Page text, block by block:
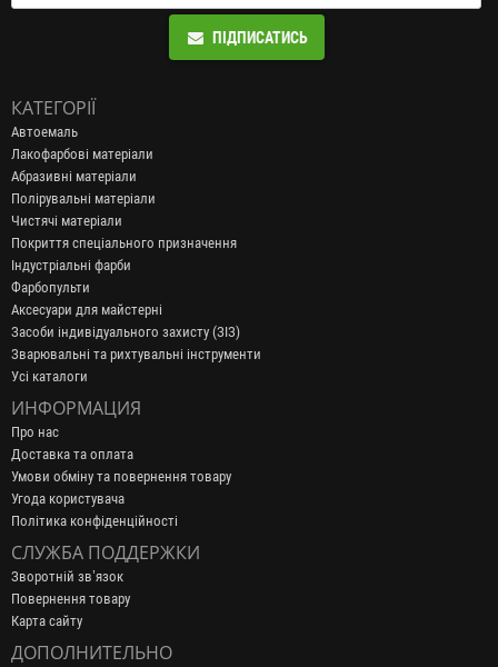
ПІДПИСАТИСЬ
КАТЕГОРІЇ
Автоемаль
Лакофарбові матеріали
Абразивні матеріали
Полірувальні матеріали
Чистячі матеріали
Покриття спеціального призначення
Індустріальні фарби
Фарбопульти
Аксесуари для майстерні
Засоби індивідуального захисту (ЗІЗ)
Зварювальні та рихтувальні інструменти
Усі каталоги
ИНФОРМАЦИЯ
Про нас
Доставка та оплата
Умови обміну та повернення товару
Угода користувача
Політика конфіденційності
СЛУЖБА ПОДДЕРЖКИ
Зворотній зв’язок
Повернення товару
Карта сайту
ДОПОЛНИТЕЛЬНО